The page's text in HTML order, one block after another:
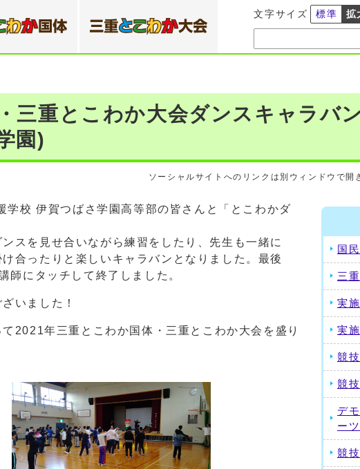
文字サイズ 標準 拡
三重とこわか大会ダンスキャラバ
園)
ソーシャルサイトへのリンクは別ウィンドウで開
校 伊賀つばさ学園高等部の皆さんと「とこわかダ
スを見せ合いながら練習をしたり、先生も一緒に
合ったりと楽しいキャラバンとなりました。最後
師にタッチして終了しました。
いました！
2021年三重とこわか国体・三重とこわか大会を盛り
国
三
実
実
競
競
デ
ーツ
競